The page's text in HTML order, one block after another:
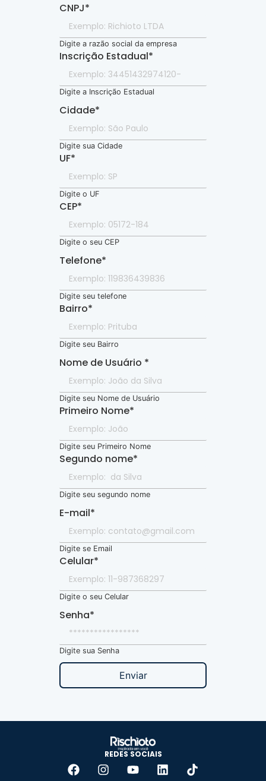
CNPJ*
Digite a razão social da empresa
Inscrição Estadual*
Digite a Inscrição Estadual
Cidade*
Digite sua Cidade
UF*
Digite o UF
CEP*
Digite o seu CEP
Telefone*
Digite seu telefone
Bairro*
Digite seu Bairro
Nome de Usuário *
Digite seu Nome de Usuário
Primeiro Nome*
Digite seu Primeiro Nome
Segundo nome*
Digite seu segundo nome
E-mail*
Digite se Email
Celular*
Digite o seu Celular
Senha*
Digite sua Senha
Enviar
REDES SOCIAIS